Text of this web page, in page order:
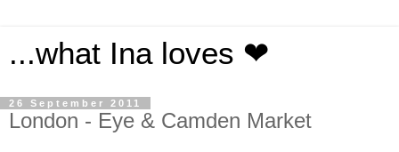
...what Ina loves ❤
26 September 2011
London - Eye & Camden Market